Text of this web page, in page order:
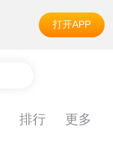
打开APP
排行 更多